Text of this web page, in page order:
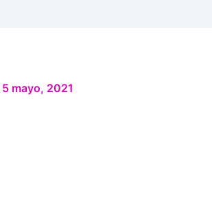
5 mayo, 2021